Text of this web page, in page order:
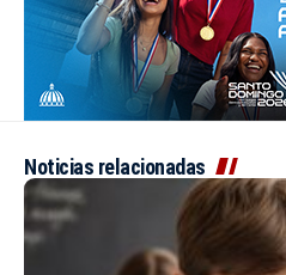
Noticias relacionadas